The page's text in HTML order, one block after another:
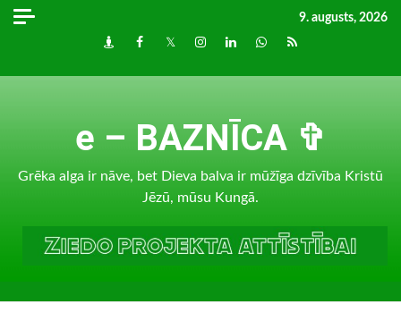
Skip
9. augusts, 2026
DraugiemFacebook
TwitterInstagram
LinkedInwhatsapp
RSS
e – BAZNĪCA ✞
Grēka alga ir nāve, bet Dieva balva ir mūžīga dzīvība Kristū
Jēzū, mūsu Kungā.